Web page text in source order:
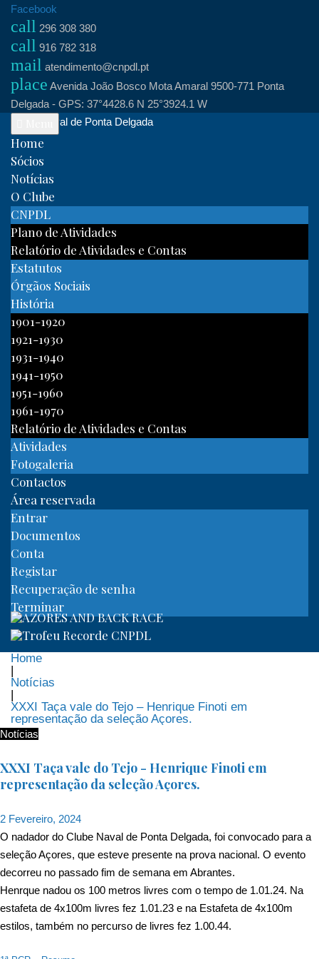
Skip
content
Facebook
call 296 308 380
call 916 782 318
mail atendimento@cnpdl.pt
place Avenida João Bosco Mota Amaral 9500-771 Ponta
Delgada - GPS: 37°4428.6 N 25°3924.1 W
Clube Naval de Ponta Delgada
Home
Sócios
Notícias
O Clube
CNPDL
Plano de Atividades
Relatório de Atividades e Contas
Estatutos
Órgãos Sociais
História
1901-1920
1921-1930
1931-1940
1941-1950
1951-1960
1961-1970
Relatório de Atividades e Contas
Atividades
Fotogaleria
Contactos
Área reservada
Entrar
Documentos
Conta
Registar
Recuperação de senha
Terminar
Home
|
Notícias
|
XXXI Taça vale do Tejo – Henrique Finoti em
representação da seleção Açores.
Notícias
XXXI Taça vale do Tejo - Henrique Finoti em
representação da seleção Açores.
2 Fevereiro, 2024
O nadador do Clube Naval de Ponta Delgada, foi convocado para a
seleção Açores, que esteve presente na prova nacional. O evento
decorreu no passado fim de semana em Abrantes.
Henrque nadou os 100 metros livres com o tempo de 1.01.24. Na
estafeta de 4x100m livres fez 1.01.23 e na Estafeta de 4x100m
estilos, também no percurso de livres fez 1.00.44.